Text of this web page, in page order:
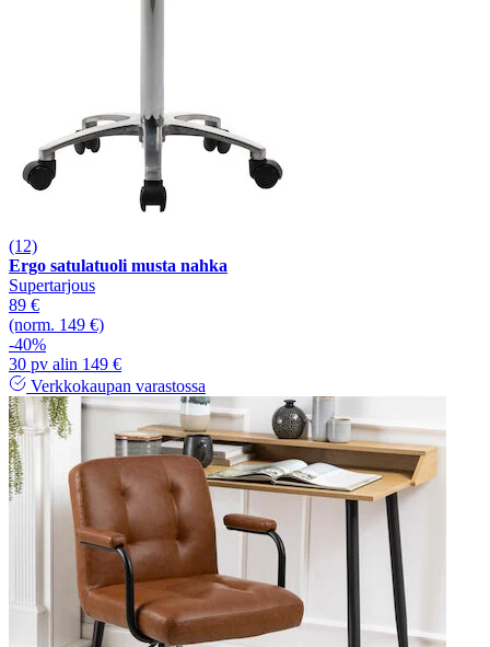
(12)
Ergo satulatuoli musta nahka
Supertarjous
89 €
(norm. 149 €)
-40%
30 pv alin 149 €
Verkkokaupan varastossa